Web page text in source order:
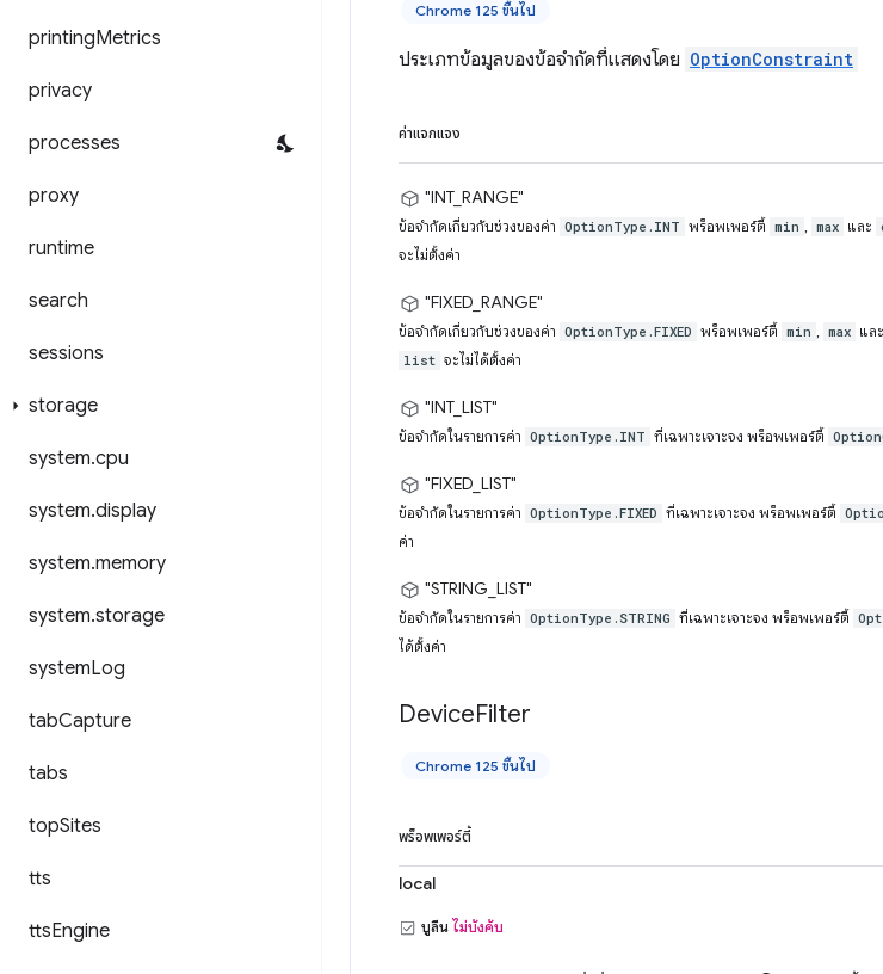
printingMetrics
privacy
processes
proxy
runtime
search
sessions
storage
system.cpu
system.display
system.memory
system.storage
systemLog
tabCapture
tabs
topSites
tts
ttsEngine
Chrome 125 ขึ้นไป
ประเภทข้อมูลของข้อจำกัดที่แสดงโดย OptionConstraint
ค่าแจกแจง
"INT_RANGE"
ข้อจำกัดเกี่ยวกับช่วงของค่า OptionType.INT พร็อพเพอร์ตี้ min , max และ
จะไม่ตั้งค่า
"FIXED_RANGE"
ข้อจำกัดเกี่ยวกับช่วงของค่า OptionType.FIXED พร็อพเพอร์ตี้ min , max และ
list จะไม่ได้ตั้งค่า
"INT_LIST"
ข้อจำกัดในรายการค่า OptionType.INT ที่เฉพาะเจาะจง พร็อพเพอร์ตี้
"FIXED_LIST"
ข้อจำกัดในรายการค่า OptionType.FIXED ที่เฉพาะเจาะจง พร็อพเพอร์ตี้
ค่า
"STRING_LIST"
ข้อจำกัดในรายการค่า OptionType.STRING ที่เฉพาะเจาะจง พร็อพเพอร์ตี้
ได้ตั้งค่า
DeviceFilter
Chrome 125 ขึ้นไป
พร็อพเพอร์ตี้
local
บูลีน ไม่บังคับ